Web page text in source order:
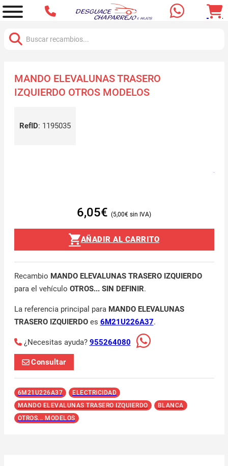
MANDO ELEVALUNAS TRASERO
IZQUIERDO OTROS MODELOS
RefID: 1195035
6,05€ 5,00€
AÑADIR AL CARRITO
Recambio MANDO ELEVALUNAS TRASERO IZQUIERDO
para el vehículo OTROS... SIN DEFINIR.
La referencia principal para MANDO ELEVALUNAS
TRASERO IZQUIERDOes 6M21U226A37.
¿Necesitas ayuda? 955264080
Consultar
6M21U226A37
ELECTRICIDAD
MANDO ELEVALUNAS TRASERO IZQUIERDO
BLANCA
OTROS... MODELOS